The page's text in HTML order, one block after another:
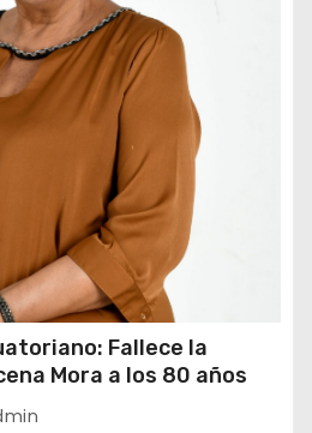
Fallece la
Mora a los 80 años